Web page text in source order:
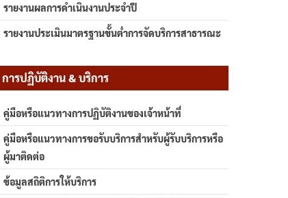
รายงานผลการดำเนินงานประจำปี
รายงานประเมินมาตรฐานขั้นต่ำการจัดบริการสาธารณะ
การปฏิบัติงาน & บริการ
คู่มือหรือแนวทางการปฏิบัติงานของเจ้าหน้าที่
คู่มือหรือแนวทางการขอรับบริการสำหรับผู้รับบริการหรือ
ผู้มาติดต่อ
ข้อมูลสถิติการให้บริการ